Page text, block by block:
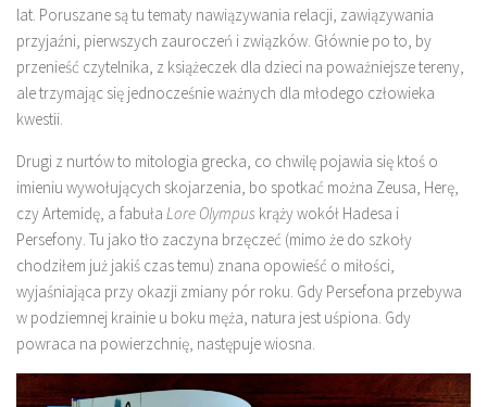
lat. Poruszane są tu tematy nawiązywania relacji, zawiązywania
przyjaźni, pierwszych zauroczeń i związków. Głównie po to, by
przenieść czytelnika, z książeczek dla dzieci na poważniejsze tereny,
ale trzymając się jednocześnie ważnych dla młodego człowieka
kwestii.
Drugi z nurtów to mitologia grecka, co chwilę pojawia się ktoś o
imieniu wywołujących skojarzenia, bo spotkać można Zeusa, Herę,
czy Artemidę, a fabuła Lore Olympus krąży wokół Hadesa i
Persefony. Tu jako tło zaczyna brzęczeć (mimo że do szkoły
chodziłem już jakiś czas temu) znana opowieść o miłości,
wyjaśniająca przy okazji zmiany pór roku. Gdy Persefona przebywa
w podziemnej krainie u boku męża, natura jest uśpiona. Gdy
powraca na powierzchnię, następuje wiosna.